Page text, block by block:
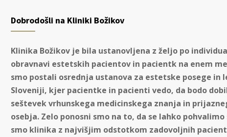
Dobrodošli na Kliniki Božikov
Klinika Božikov je bila ustanovljena z željo po
obravnavi estetskih pacientov in pacientk na enem
smo postali osrednja ustanova za estetske posege
Sloveniji, kjer pacientke in pacienti vedo, da bodo
seštevek vrhunskega medicinskega znanja in
osebja. Zelo ponosni smo na to, da se lahko
smo klinika z najvišjim odstotkom zadovoljnih